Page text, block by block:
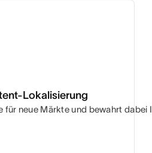
Lokalisierung
für neue Märkte und bewahrt dabei